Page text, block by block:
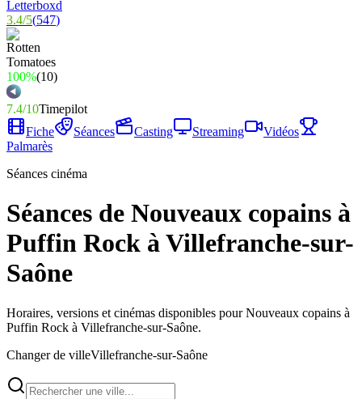
3.4/5(547)
100%(10)
7.4/10Timepilot
Fiche
Séances Casting Streaming
Vidéos
Palmarès
Séances cinéma
Séances de Nouveaux copains à
Puffin Rock à Villefranche-sur-
Saône
Horaires, versions et cinémas disponibles pour Nouveaux copains à
Puffin Rock à Villefranche-sur-Saône.
Changer de villeVillefranche-sur-Saône